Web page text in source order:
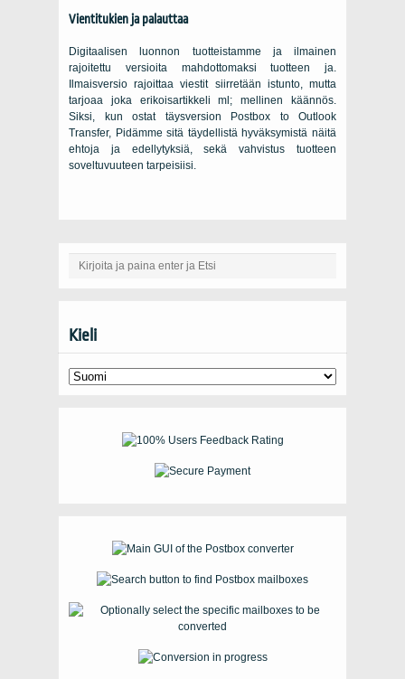
Vientitukien ja palauttaa
Digitaalisen luonnon tuotteistamme ja ilmainen
rajoitettu versioita mahdottomaksi tuotteen ja.
Ilmaisversio rajoittaa viestit siirretään istunto, mutta
tarjoaa joka erikoisartikkeli ml; mellinen käännös.
Siksi, kun ostat täysversion
Postbox to Outlook
Transfer, Pidämme sitä täydellistä hyväksymistä näitä
ehtoja ja edellytyksiä, sekä vahvistus tuotteen
soveltuvuuteen tarpeisiisi.
Kieli